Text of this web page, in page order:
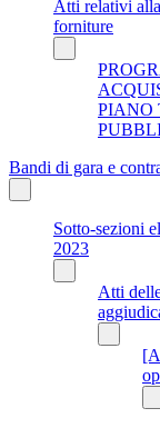
Atti relativi
forniture
PIANO
Bandi di gara e
Sotto-sezioni
2023
Atti